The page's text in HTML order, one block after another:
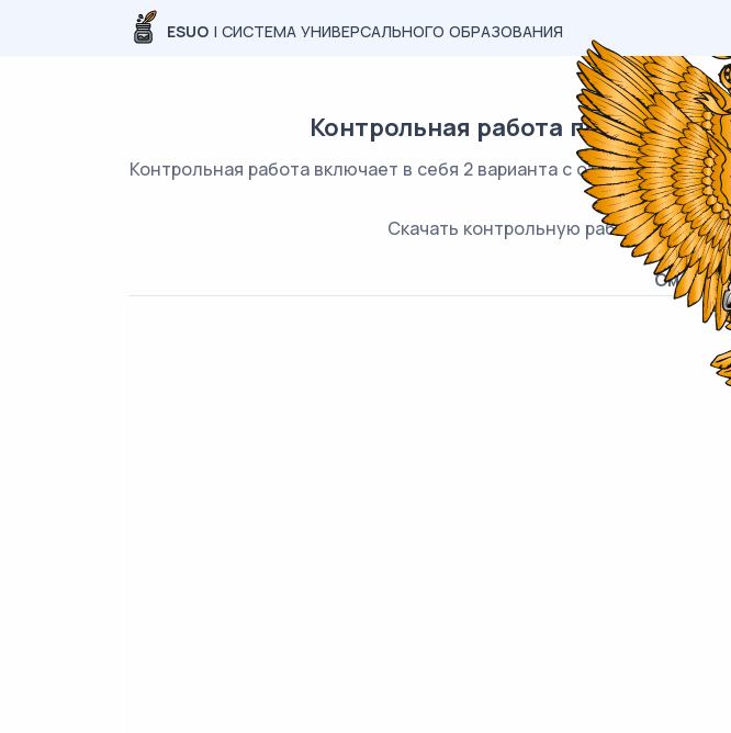
ESUO | СИСТЕМА УНИВЕРСАЛЬНОГО ОБРАЗОВАНИЯ
Контрольная работа по физике
Контрольная работа включает в себя 2 варианта с ответами. На
включает
Скачать контрольную работу по